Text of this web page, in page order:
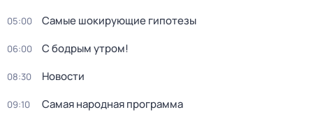
05:00 Самые шoкиpующие гипотезы
06:00 С бодрым утром!
08:30 Новости
09:10 Самая народная программа